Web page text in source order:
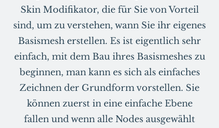
Skin Modifikator, die für Sie von Vorteil
sind, um zu verstehen, wann Sie ihr eigenes
Basismesh erstellen. Es ist eigentlich sehr
einfach, mit dem Bau ihres Basismeshes zu
beginnen, man kann es sich als einfaches
Zeichnen der Grundform vorstellen. Sie
können zuerst in eine einfache Ebene
fallen und wenn alle Nodes ausgewählt